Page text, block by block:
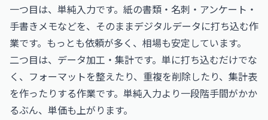
一つ目は、単純入力です。紙の書類・名刺・アンケート・
手書きメモなどを、そのままデジタルデータに打ち込む作
業です。もっとも依頼が多く、相場も安定しています。
二つ目は、データ加工・集計です。単に打ち込むだけでな
く、フォーマットを整えたり、重複を削除したり、集計表
を作ったりする作業です。単純入力より一段階手間がかか
るぶん、単価も上がります。